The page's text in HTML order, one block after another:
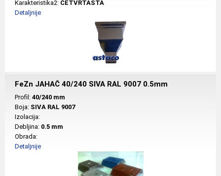
Karakteristika2: ČETVRTASTA
Detaljnije
FeZn JAHAČ 40/240 SIVA RAL 9007 0.5mm
Profil: 40/240 mm
Boja: SIVA RAL 9007
Izolacija:
Debljina: 0.5 mm
Obrada:
Detaljnije